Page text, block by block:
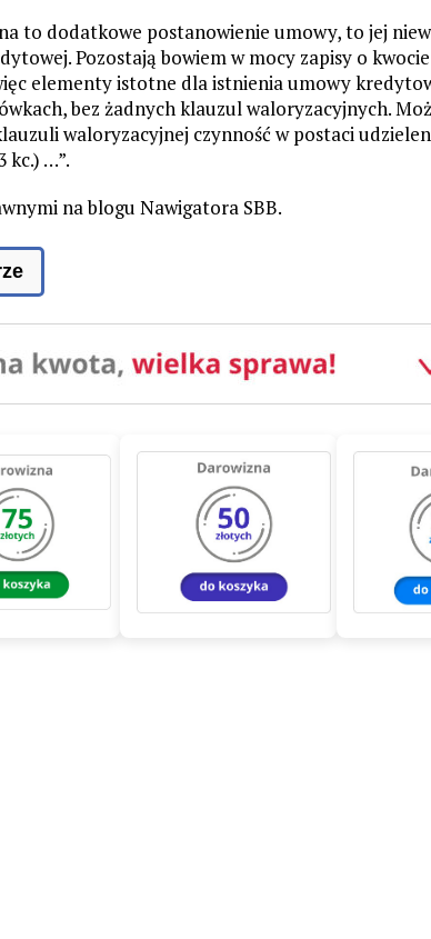
to dodatkowe postanowienie umowy, to jej
Pozostają bowiem w mocy zapisy o
elementy istotne dla istnienia umowy
bez żadnych klauzul waloryzacyjnych.
waloryzacyjnej czynność w postaci
kc.) …”.
na blogu Nawigatora SBB.